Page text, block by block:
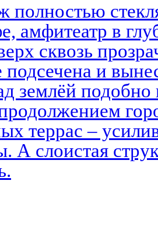
полностью
амфитеатр в
сквозь
подсечена и
землёй
террас –
А слоистая